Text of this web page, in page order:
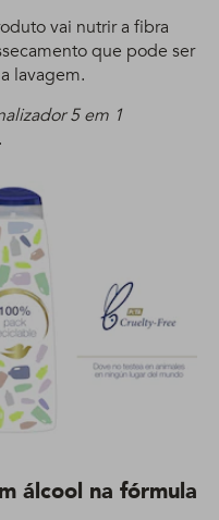
vai nutrir a fibra
que pode ser
lavagem.
5 em 1
álcool na fórmula